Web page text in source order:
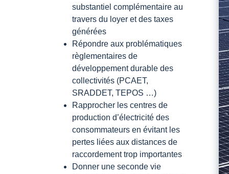
substantiel complémentaire au
travers du loyer et des taxes
générées
Répondre aux problématiques
règlementaires de
développement durable des
collectivités (PCAET,
SRADDET, TEPOS …)
Rapprocher les centres de
production d’électricité des
consommateurs en évitant les
pertes liées aux distances de
raccordement trop importantes
Donner une seconde vie